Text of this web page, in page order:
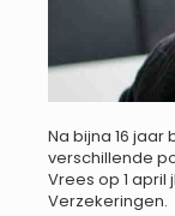
Na bijna 16 jaar
verschillende
Vrees op 1
Verzekeringen.